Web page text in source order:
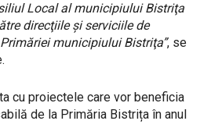
Local al municipiului Bistriţa
direcţiile şi serviciile de
municipiului Bistriţa”, se
cu proiectele care vor beneficia
de la Primăria Bistrița în anul